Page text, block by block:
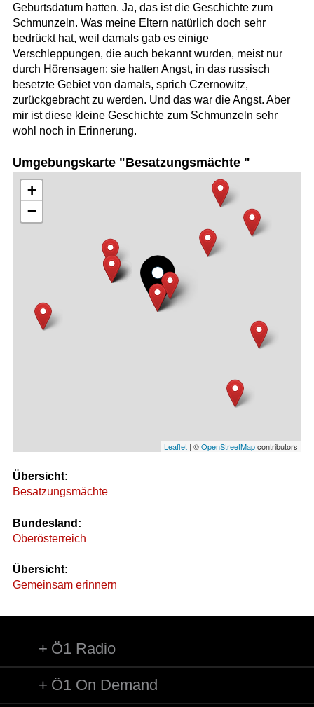
Geburtsdatum hatten. Ja, das ist die Geschichte zum
Schmunzeln. Was meine Eltern natürlich doch sehr
bedrückt hat, weil damals gab es einige
Verschleppungen, die auch bekannt wurden, meist nur
durch Hörensagen: sie hatten Angst, in das russisch
besetzte Gebiet von damals, sprich Czernowitz,
zurückgebracht zu werden. Und das war die Angst. Aber
mir ist diese kleine Geschichte zum Schmunzeln sehr
wohl noch in Erinnerung.
Umgebungskarte "Besatzungsmächte "
+
−
Leaflet | ©OpenStreetMapcontributors
Übersicht:
Besatzungsmächte
Bundesland:
Oberösterreich
Übersicht:
Gemeinsam erinnern
Ö1 Radio
Ö1 On Demand